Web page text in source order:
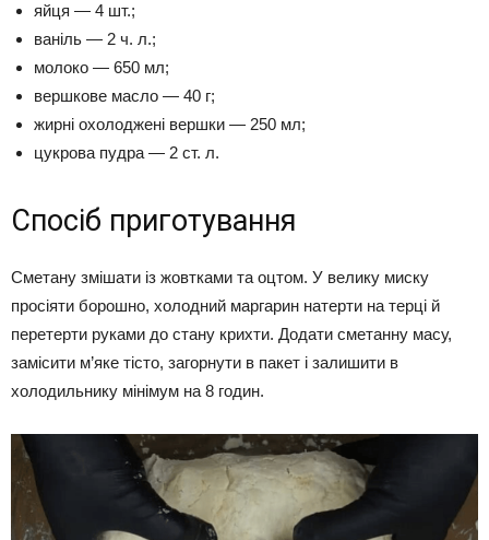
яйця — 4 шт.;
ваніль — 2 ч. л.;
молоко — 650 мл;
вершкове масло — 40 г;
жирні охолоджені вершки — 250 мл;
цукрова пудра — 2 ст. л.
Спосіб приготування
Сметану змішати із жовтками та оцтом. У велику миску
просіяти борошно, холодний маргарин натерти на терці й
перетерти руками до стану крихти. Додати сметанну масу,
замісити м’яке тісто, загорнути в пакет і залишити в
холодильнику мінімум на 8 годин.